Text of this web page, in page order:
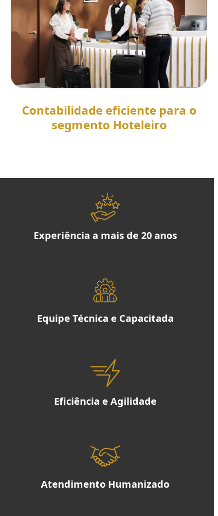
Contabilidade eficiente para o
segmento Hoteleiro
Experiência a mais de 20 anos
Equipe Técnica e Capacitada
Eficiência e Agilidade
Atendimento Humanizado